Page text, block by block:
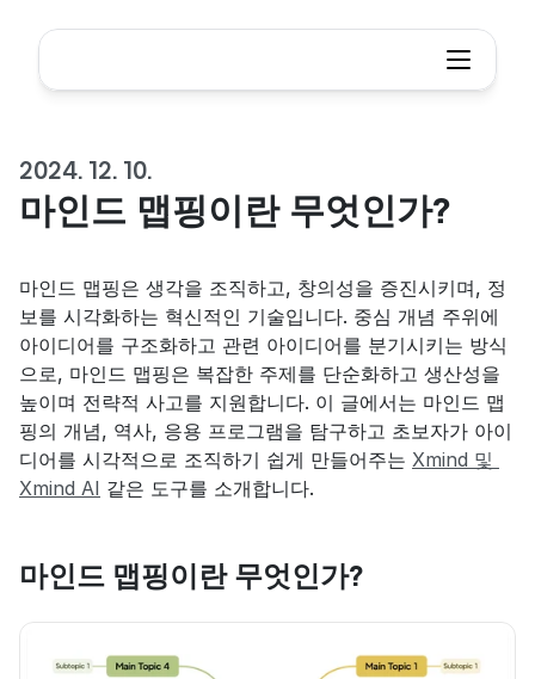
2024. 12. 10.
마인드 맵핑이란 무엇인가?
마인드 맵핑은 생각을 조직하고, 창의성을 증진시키며, 정
보를 시각화하는 혁신적인 기술입니다. 중심 개념 주위에
아이디어를 구조화하고 관련 아이디어를 분기시키는 방식
으로, 마인드 맵핑은 복잡한 주제를 단순화하고 생산성을
높이며 전략적 사고를 지원합니다. 이 글에서는 마인드 맵
핑의 개념, 역사, 응용 프로그램을 탐구하고 초보자가 아이
디어를 시각적으로 조직하기 쉽게 만들어주는 Xmind 및
Xmind AI 같은 도구를 소개합니다.
마인드 맵핑이란 무엇인가?